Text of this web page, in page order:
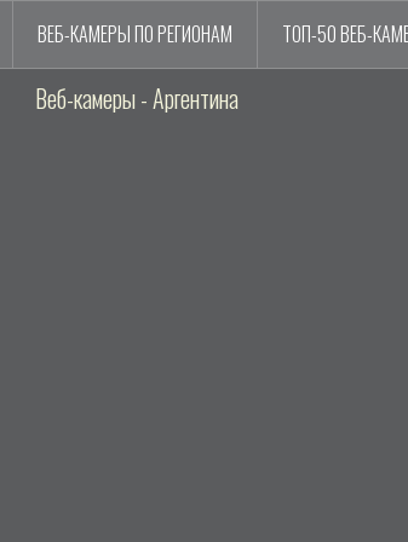
ВЕБ-КАМЕРЫ ПО РЕГИОНАМ ТОП-50 ВЕБ-
Веб-камеры - Аргентина